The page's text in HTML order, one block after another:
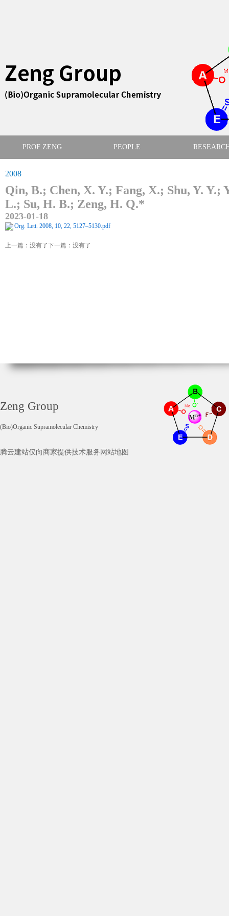
PROF ZENG PEOPLE
2008
Qin, B.; Chen, X. Y.; Fang, X.; Shu, Y. Y.;
L.; Su, H. B.; Zeng, H. Q.*
2023-01-18
Org. Lett. 2008, 10, 22, 5127–5130.pdf
上一篇：没有了下一篇：没有了
Zeng Group
(Bio)Organic Supramolecular Chemistry
腾云建站仅向商家提供技术服务 网站地图